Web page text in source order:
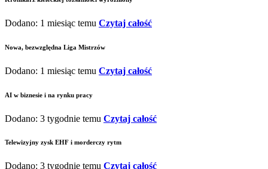
Dodano: 1 miesiąc temu Czytaj całość
Nowa, bezwzględna Liga Mistrzów
Dodano: 1 miesiąc temu Czytaj całość
AI w biznesie i na rynku pracy
Dodano: 3 tygodnie temu Czytaj całość
Telewizyjny zysk EHF i morderczy rytm
Dodano: 3 tygodnie temu Czytaj całość